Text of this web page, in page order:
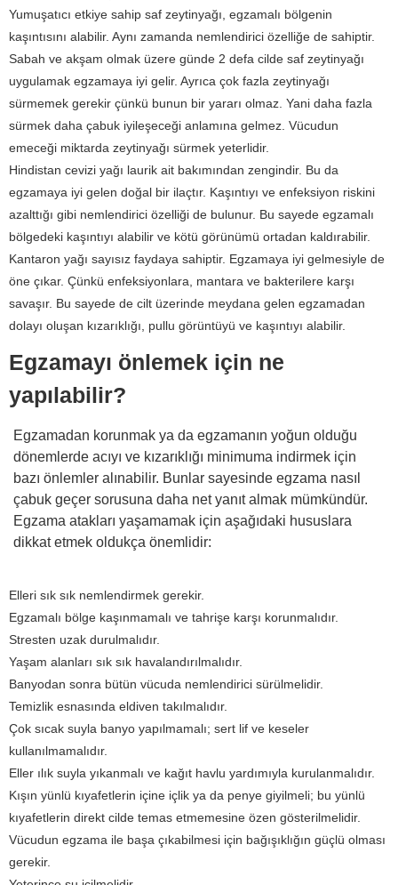
Yumuşatıcı etkiye sahip saf zeytinyağı, egzamalı bölgenin
kaşıntısını alabilir. Aynı zamanda nemlendirici özelliğe de sahiptir.
Sabah ve akşam olmak üzere günde 2 defa cilde saf zeytinyağı
uygulamak egzamaya iyi gelir. Ayrıca çok fazla zeytinyağı
sürmemek gerekir çünkü bunun bir yararı olmaz. Yani daha fazla
sürmek daha çabuk iyileşeceği anlamına gelmez. Vücudun
emeceği miktarda zeytinyağı sürmek yeterlidir.
Hindistan cevizi yağı laurik ait bakımından zengindir. Bu da
egzamaya iyi gelen doğal bir ilaçtır. Kaşıntıyı ve enfeksiyon riskini
azalttığı gibi nemlendirici özelliği de bulunur. Bu sayede egzamalı
bölgedeki kaşıntıyı alabilir ve kötü görünümü ortadan kaldırabilir.
Kantaron yağı sayısız faydaya sahiptir. Egzamaya iyi gelmesiyle de
öne çıkar. Çünkü enfeksiyonlara, mantara ve bakterilere karşı
savaşır. Bu sayede de cilt üzerinde meydana gelen egzamadan
dolayı oluşan kızarıklığı, pullu görüntüyü ve kaşıntıyı alabilir.
Egzamayı önlemek için ne
yapılabilir?
Egzamadan korunmak ya da egzamanın yoğun olduğu
dönemlerde acıyı ve kızarıklığı minimuma indirmek için
bazı önlemler alınabilir. Bunlar sayesinde egzama nasıl
çabuk geçer sorusuna daha net yanıt almak mümkündür.
Egzama atakları yaşamamak için aşağıdaki hususlara
dikkat etmek oldukça önemlidir:
Elleri sık sık nemlendirmek gerekir.
Egzamalı bölge kaşınmamalı ve tahrişe karşı korunmalıdır.
Stresten uzak durulmalıdır.
Yaşam alanları sık sık havalandırılmalıdır.
Banyodan sonra bütün vücuda nemlendirici sürülmelidir.
Temizlik esnasında eldiven takılmalıdır.
Çok sıcak suyla banyo yapılmamalı; sert lif ve keseler
kullanılmamalıdır.
Eller ılık suyla yıkanmalı ve kağıt havlu yardımıyla kurulanmalıdır.
Kışın yünlü kıyafetlerin içine içlik ya da penye giyilmeli; bu yünlü
kıyafetlerin direkt cilde temas etmemesine özen gösterilmelidir.
Vücudun egzama ile başa çıkabilmesi için bağışıklığın güçlü olması
gerekir.